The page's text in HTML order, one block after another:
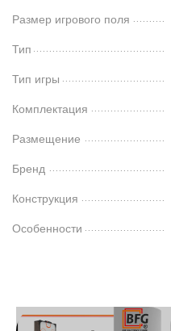
Размер игрового поля
Тип
Тип игры
Комплектация
Размещение
Бренд
Конструкция
Особенности